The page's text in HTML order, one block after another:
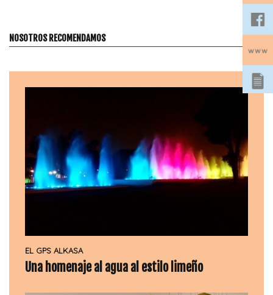
NOSOTROS RECOMENDAMOS
EL GPS ALKASA
Una homenaje al agua al estilo limeño